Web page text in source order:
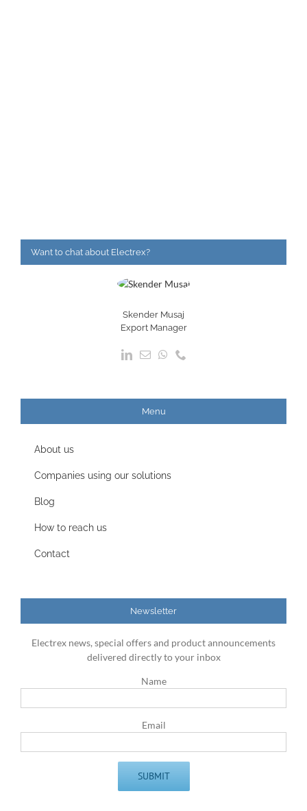
Want to chat about Electrex?
Skender Musaj
Export Manager
Menu
About us
Companies using our solutions
Blog
How to reach us
Contact
Newsletter
Electrex news, special offers and product announcements
delivered directly to your inbox
Name
Email